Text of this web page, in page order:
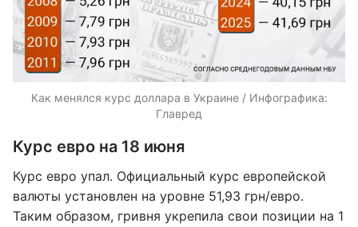
Как менялся курс доллара в Украине / Инфографика:
Главред
Курс евро на 18 июня
Курс евро упал. Официальный курс европейской
валюты установлен на уровне 51,93 грн/евро.
Таким образом, гривня укрепила свои позиции на 1